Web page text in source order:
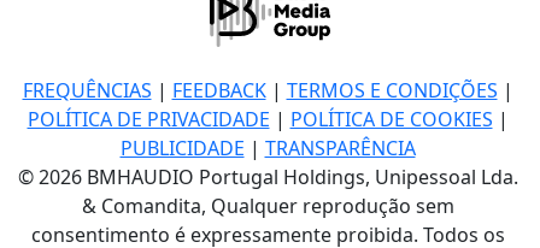
FREQUÊNCIAS | FEEDBACK| TERMOS E CONDIÇÕES |
POLÍTICA DE PRIVACIDADE | POLÍTICA DE COOKIES |
PUBLICIDADE | TRANSPARÊNCIA
© 2026 BMHAUDIO Portugal Holdings, Unipessoal Lda.
& Comandita, Qualquer reprodução sem
consentimento é expressamente proibida. Todos os